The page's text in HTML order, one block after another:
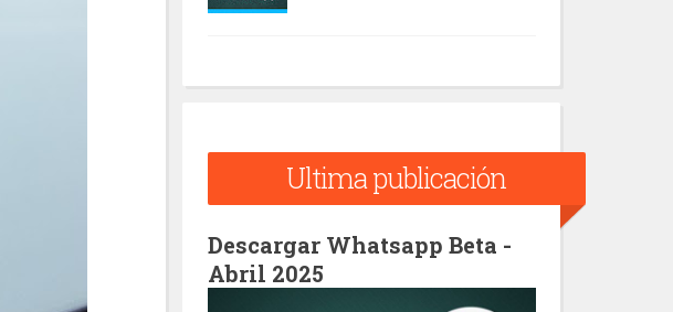
Ultima publicación
Descargar Whatsapp Beta -
Abril 2025